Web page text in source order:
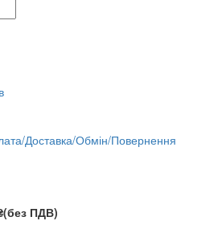
Доставка/Обмін/Повернення
ПДВ)